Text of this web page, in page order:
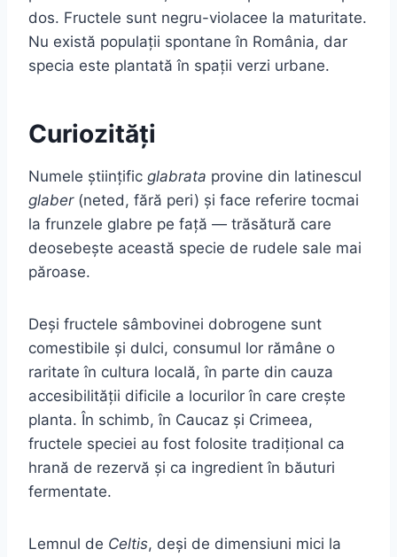
dos. Fructele sunt negru-violacee la maturitate.
Nu există populații spontane în România, dar
specia este plantată în spații verzi urbane.
Curiozități
Numele științific glabrata provine din latinescul
glaber(neted, fără peri) și face referire tocmai
la frunzele glabre pe față — trăsătură care
deosebește această specie de rudele sale mai
păroase.
Deși fructele sâmbovinei dobrogene sunt
comestibile și dulci, consumul lor rămâne o
raritate în cultura locală, în parte din cauza
accesibilității dificile a locurilor în care crește
planta. În schimb, în Caucaz și Crimeea,
fructele speciei au fost folosite tradițional ca
hrană de rezervă și ca ingredient în băuturi
fermentate.
Lemnul de Celtis, deși de dimensiuni mici la